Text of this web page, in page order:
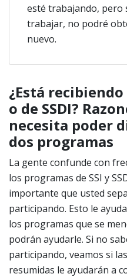
esté trabajando, pero
trabajar, no podré
nuevo.
¿Está
o de SSDI?
necesita poder
dos programas
La gente confunde con
los programas de SSI y
importante que usted
participando. Esto le
los programas que se
podrán ayudarle. Si no
participando, veamos si
resumidas le ayudarán a